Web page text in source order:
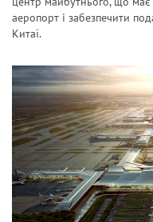
аеропорт і забезпечити
Китаї.